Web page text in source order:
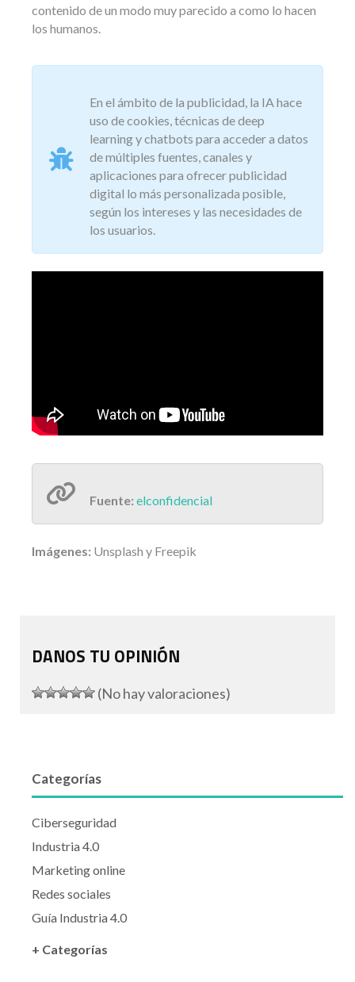
contenido de un modo muy parecido a como lo hacen
los humanos.
En el ámbito de la publicidad, la IA hace
uso de cookies, técnicas de deep
learning y chatbots para acceder a datos
de múltiples fuentes, canales y
aplicaciones para ofrecer publicidad
digital lo más personalizada posible,
según los intereses y las necesidades de
los usuarios.
Fuente: elconfidencial
Imágenes: Unsplash y Freepik
DANOS TU OPINIÓN
(No hay valoraciones)
Categorías
Ciberseguridad
Industria 4.0
Marketing online
Redes sociales
Guía Industria 4.0
+ Categorías